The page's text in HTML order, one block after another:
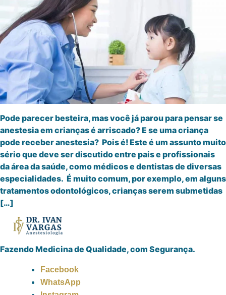
Pode parecer besteira, mas você já parou para pensar se
anestesia em crianças é arriscado? E se uma criança
pode receber anestesia? Pois é! Este é um assunto muito
sério que deve ser discutido entre pais e profissionais
da área da saúde, como médicos e dentistas de diversas
especialidades. É muito comum, por exemplo, em alguns
tratamentos odontológicos, crianças serem submetidas
[…]
Fazendo Medicina de Qualidade, com Segurança.
Facebook
WhatsApp